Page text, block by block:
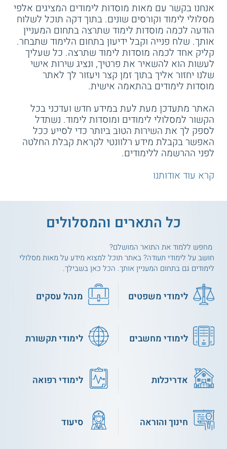
אנחנו בקשר עם מאות מוסדות לימודים המציגים אלפי
מסלולי לימוד וקורסים שונים. בתוך דקה תוכל לשלוח
הודעה לכמה מוסדות לימוד שתרצה בתחום המעניין
אותך. שלח פנייה וקבל ידיעון בתחום הלימוד שתבחר.
קליק אחד לכמה מוסדות לימוד שתרצה. כל שעליך
לעשות הוא להשאיר את פרטיך, ונציג שירות אישי
שלנו יחזור אליך בתוך זמן קצר ויעזור לך לאתר
מוסדות לימודים בהתאמה אישית.
האתר מתעדכן מעת לעת במידע חדש ועדכני בכל
הקשור למסלולי לימודים ומוסדות לימוד. נשתדל
לספק לך את השירות הטוב ביותר כדי לסייע ככל
האפשר בקבלת מידע רלוונטי לקראת קבלת החלטה
לפני ההרשמה ללימודים.
קרא עוד אודותנו
כל התארים והמסלולים
מחפש ללמוד את התואר המושלם?
חושב על לימודי תעודה? באתר תוכל למצוא מידע על מאות מסלולי
לימודים גם בתחום המעניין אותך. הכל כאן בשבילך.
לימודי משפטים מנהל עסקים
לימודי מחשבים לימודי תקשורת
אדריכלות לימודי רפואה
חינוך והוראה סיעוד